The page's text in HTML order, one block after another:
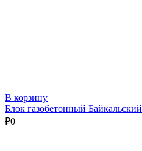
В корзину
Блок газобетонный
₽0